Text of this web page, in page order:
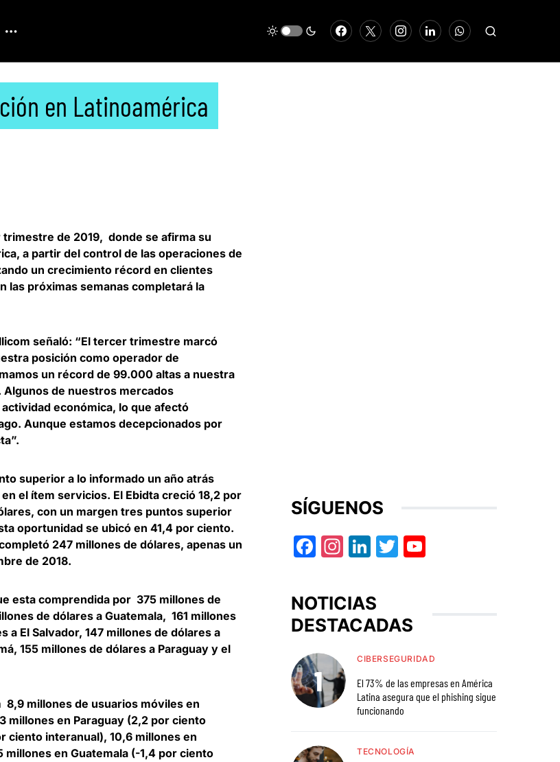
en Latinoamérica
de 2019, donde se afirma su
a partir del control de las operaciones de
un crecimiento récord en clientes
las próximas semanas completará la
señaló: “El tercer trimestre marcó
posición como operador de
un récord de 99.000 altas a nuestra
Algunos de nuestros mercados
económica, lo que afectó
Aunque estamos decepcionados por
superior a lo informado un año atrás
el ítem servicios. El Ebidta creció 18,2 por
con un margen tres puntos superior
oportunidad se ubicó en 41,4 por ciento.
247 millones de dólares, apenas un
de 2018.
esta comprendida por 375 millones de
de dólares a Guatemala, 161 millones
a El Salvador, 147 millones de dólares a
155 millones de dólares a Paraguay y el
millones de usuarios móviles en
millones en Paraguay (2,2 por ciento
ciento interanual), 10,6 millones en
en Guatemala (-1,4 por ciento
SÍGUENOS
Facebook
Instagram
LinkedIn
Twitter
NOTICIAS
DESTACADAS
CIBERSEGURIDAD
El 73% de las empresas en América
Latina asegura que el phishing sigue
funcionando
TECNOLOGÍA